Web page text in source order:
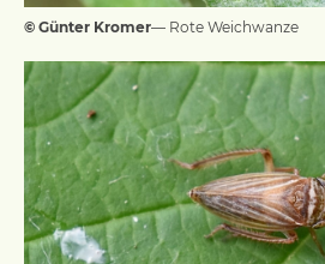
© Günter Kromer— Rote Weichwanze